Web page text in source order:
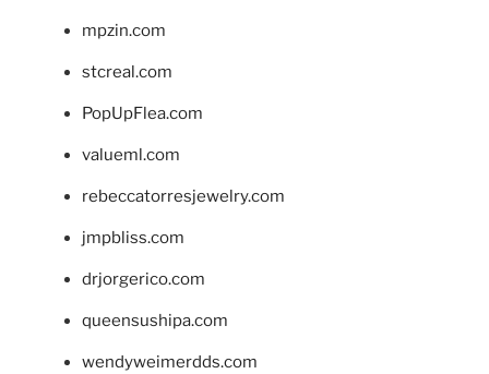
mpzin.com
stcreal.com
PopUpFlea.com
valueml.com
rebeccatorresjewelry.com
jmpbliss.com
drjorgerico.com
queensushipa.com
wendyweimerdds.com